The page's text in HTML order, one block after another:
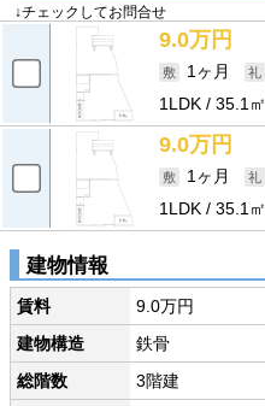
↓チェックしてお問合せ
9.0万円
1ヶ月
1LDK
35.1㎡
9.0万円
1ヶ月
1LDK
35.1㎡
建物情報
賃料
9.0万円
建物構造
鉄骨
総階数
3階建